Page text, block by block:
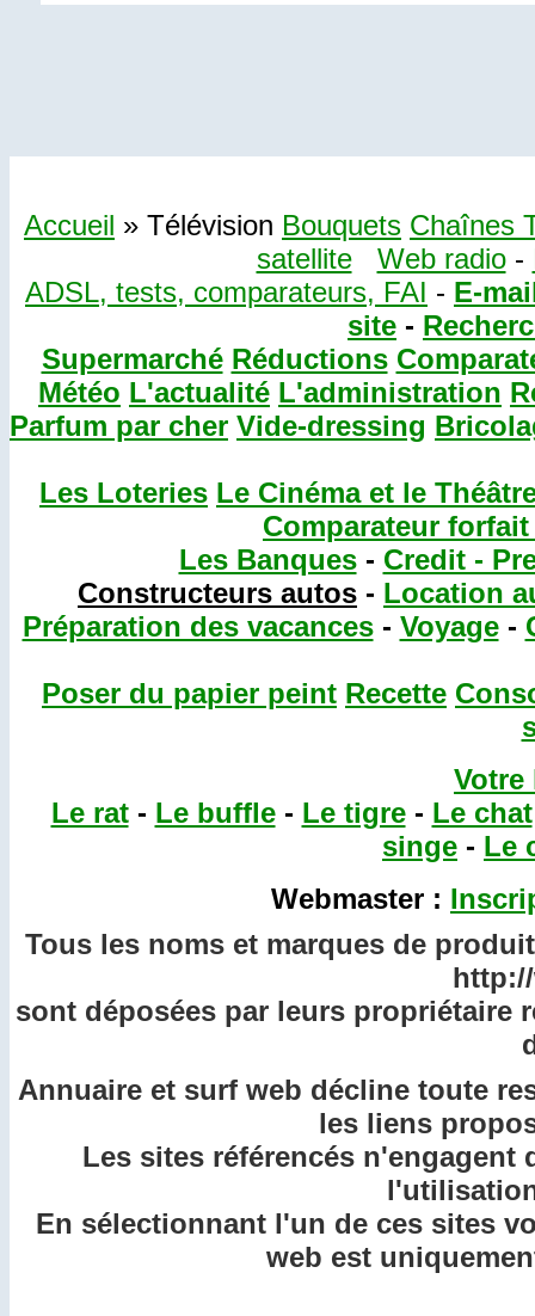
Accueil » Télévision Bouquets Chaînes
satellite
Web radio-
ADSL, tests, comparateurs, FAI - E-
site -
Supermarché Réductions
Météo L'actualité L'administration
Parfum par cher Vide-dressing
Les Loteries Le Cinéma et le
Comparateur
Les Banques- Credit -
Constructeurs autos - Location
Préparation des vacances- Voyage-
Poser du papier peint Recette
Le rat- Le buffle- Le tigre- Le chat
singe - Le
Webmaster :
Tous les noms et marques de
sont déposées par leurs propriétaire
Annuaire et surf web décline toute
les liens
Les sites référencés
En sélectionnant l'un de ces sites
web est